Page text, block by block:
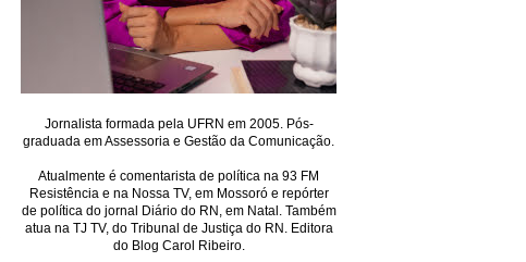
Jornalista formada pela UFRN em 2005. Pós-
graduada em Assessoria e Gestão da Comunicação.
Atualmente é comentarista de política na 93 FM
Resistência e na Nossa TV, em Mossoró e repórter
de política do jornal Diário do RN, em Natal. Também
atua na TJ TV, do Tribunal de Justiça do RN. Editora
do Blog Carol Ribeiro.